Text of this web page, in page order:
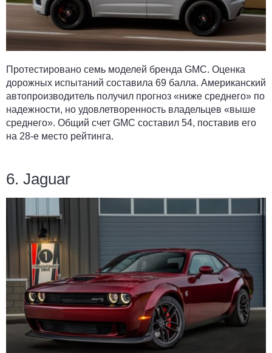
Протестировано семь моделей бренда GMC. Оценка
дорожных испытаний составила 69 балла. Американский
автопроизводитель получил прогноз «ниже среднего» по
надежности, но удовлетворенность владельцев «выше
среднего». Общий счет GMC составил 54, поставив его
на 28-е место рейтинга.
6. Jaguar